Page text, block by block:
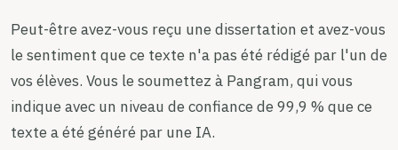
Peut-être avez-vous reçu une dissertation et avez-vous
le sentiment que ce texte n'a pas été rédigé par l'un de
vos élèves. Vous le soumettez à Pangram, qui vous
indique avec un niveau de confiance de 99,9 % que ce
texte a été généré par une IA.